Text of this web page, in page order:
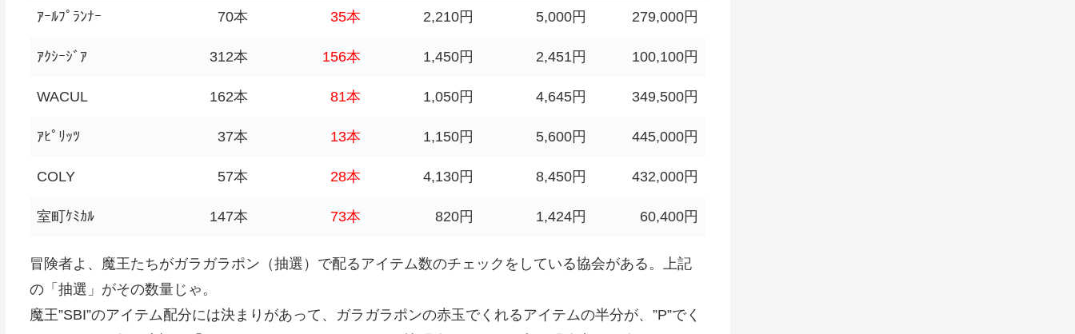
ｱｰﾙﾌﾟﾗﾝﾅｰ 70本 35本 2,210円 5,000円 279,000円
ｱｸｼｰｼﾞｱ 312本 156本 1,450円 2,451円 100,100円
WACUL 162本 81本 1,050円 4,645円 349,500円
ｱﾋﾟﾘｯﾂ 37本 13本 1,150円 5,600円 445,000円
COLY 57本 28本 4,130円 8,450円 432,000円
室町ｹﾐｶﾙ 147本 73本 820円 1,424円 60,400円
冒険者よ、魔王たちがガラガラポン（抽選）で配るアイテム数のチェックをしている協会がある。上記
の「抽選」がその数量じゃ。
魔王”SBI”のアイテム配分には決まりがあって、ガラガラポンの赤玉でくれるアイテムの半分が、”P”でく